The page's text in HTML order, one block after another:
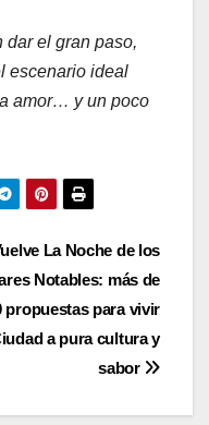
dar el gran paso,
escenario ideal
amor… y un poco
La Noche de los
Notables: más de
propuestas para vivir
a pura cultura y
sabor